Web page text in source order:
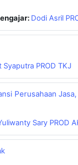
Dodi Asril
Syaputra PROD TKJ
Perusahaan
Sary PROD